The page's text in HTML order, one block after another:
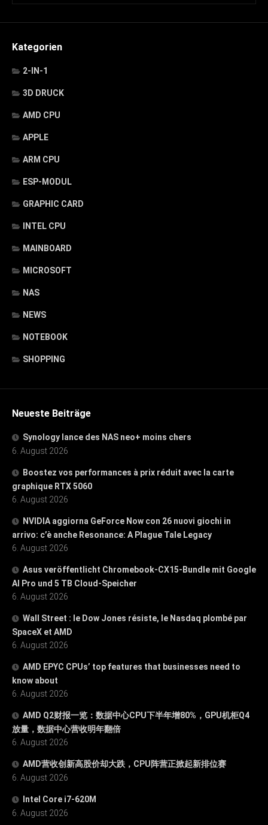
Kategorien
2-IN-1
3D DRUCK
AMD CPU
APPLE
ARM CPU
ESP-MODUL
GRAPHIC CARD
INTEL CPU
MAINBOARD
MICROSOFT
NAS
NEWS
NOTEBOOK
SHOPPING
Neueste Beiträge
Synology lance des NAS neo+ moins chers
6. August 2026
Boostez vos performances à prix réduit avec la carte
graphique RTX 5060
6. August 2026
NVIDIA aggiorna GeForce Now con 26 nuovi giochi in
arrivo: c’è anche Resonance: A Plague Tale Legacy
6. August 2026
Asus veröffentlicht Chromebook-CX15-Bundle mit Google
AI Pro und 5 TB Cloud-Speicher
6. August 2026
Wall Street : le Dow Jones résiste, le Nasdaq plombé par
SpaceX et AMD
6. August 2026
AMD EPYC CPUs’ top features that businesses need to
know about
6. August 2026
AMD Q2财报一览：数据中心CPU下半年增80%，GPU机柜Q4
放量，数据中心营收明年翻倍
6. August 2026
AMD营收创新高股价却大跌，CPU阵营正掀起新排位赛
6. August 2026
Intel Core i7-620M
6. August 2026